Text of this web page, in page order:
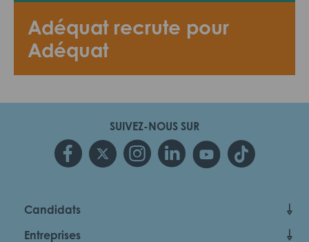
Adéquat recrute pour
Adéquat
SUIVEZ-NOUS SUR
Candidats
Entreprises